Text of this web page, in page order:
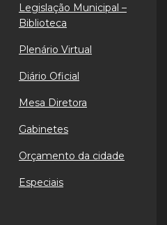
Legislação Municipal –
Biblioteca
Plenário Virtual
Diário Oficial
Mesa Diretora
Gabinetes
Orçamento da cidade
Especiais